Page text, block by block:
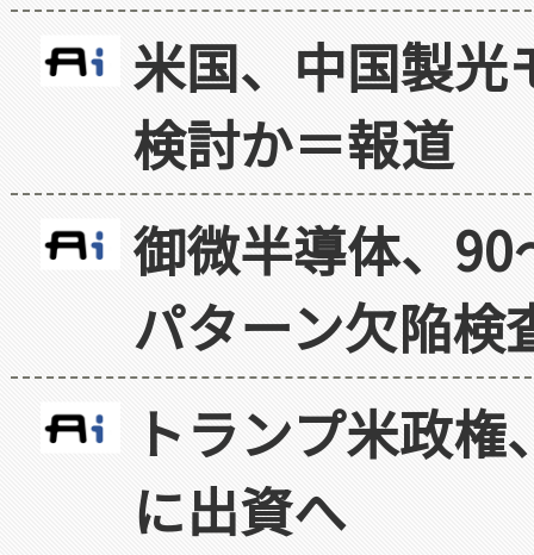
米国、中国製光
検討か＝報道
御微半導体、
パターン欠陥検
トランプ米政
に出資へ